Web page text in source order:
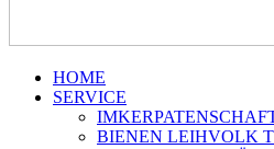
HOME
SERVICE
BIENEN LEIHVOLK